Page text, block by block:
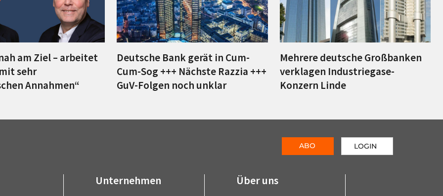
am Ziel – arbeitet
sehr
Annahmen“
Deutsche Bank gerät in Cum-
Cum-Sog +++ Nächste Razzia +++
GuV-Folgen noch unklar
Mehrere deutsche Großbanken
verklagen Industriegase-
Konzern Linde
Unternehmen Über uns
ABO LOGIN